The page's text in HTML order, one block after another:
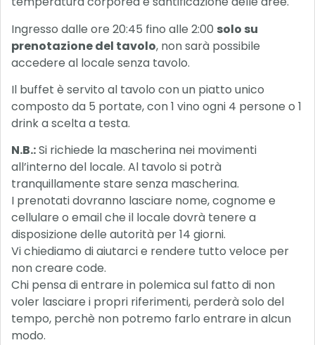
Ingresso dalle ore 20:45 fino alle 2:00 solo su
prenotazione del tavolo, non sarà possibile
accedere al locale senza tavolo.
Il buffet è servito al tavolo con un piatto unico
composto da 5 portate, con 1 vino ogni 4 persone o 1
drink a scelta a testa.
N.B.:Si richiede la mascherina nei movimenti
all’interno del locale. Al tavolo si potrà
tranquillamente stare senza mascherina.
I prenotati dovranno lasciare nome, cognome e
cellulare o email che il locale dovrà tenere a
disposizione delle autorità per 14 giorni.
Vi chiediamo di aiutarci e rendere tutto veloce per
non creare code.
Chi pensa di entrare in polemica sul fatto di non
voler lasciare i propri riferimenti, perderà solo del
tempo, perchè non potremo farlo entrare in alcun
modo.